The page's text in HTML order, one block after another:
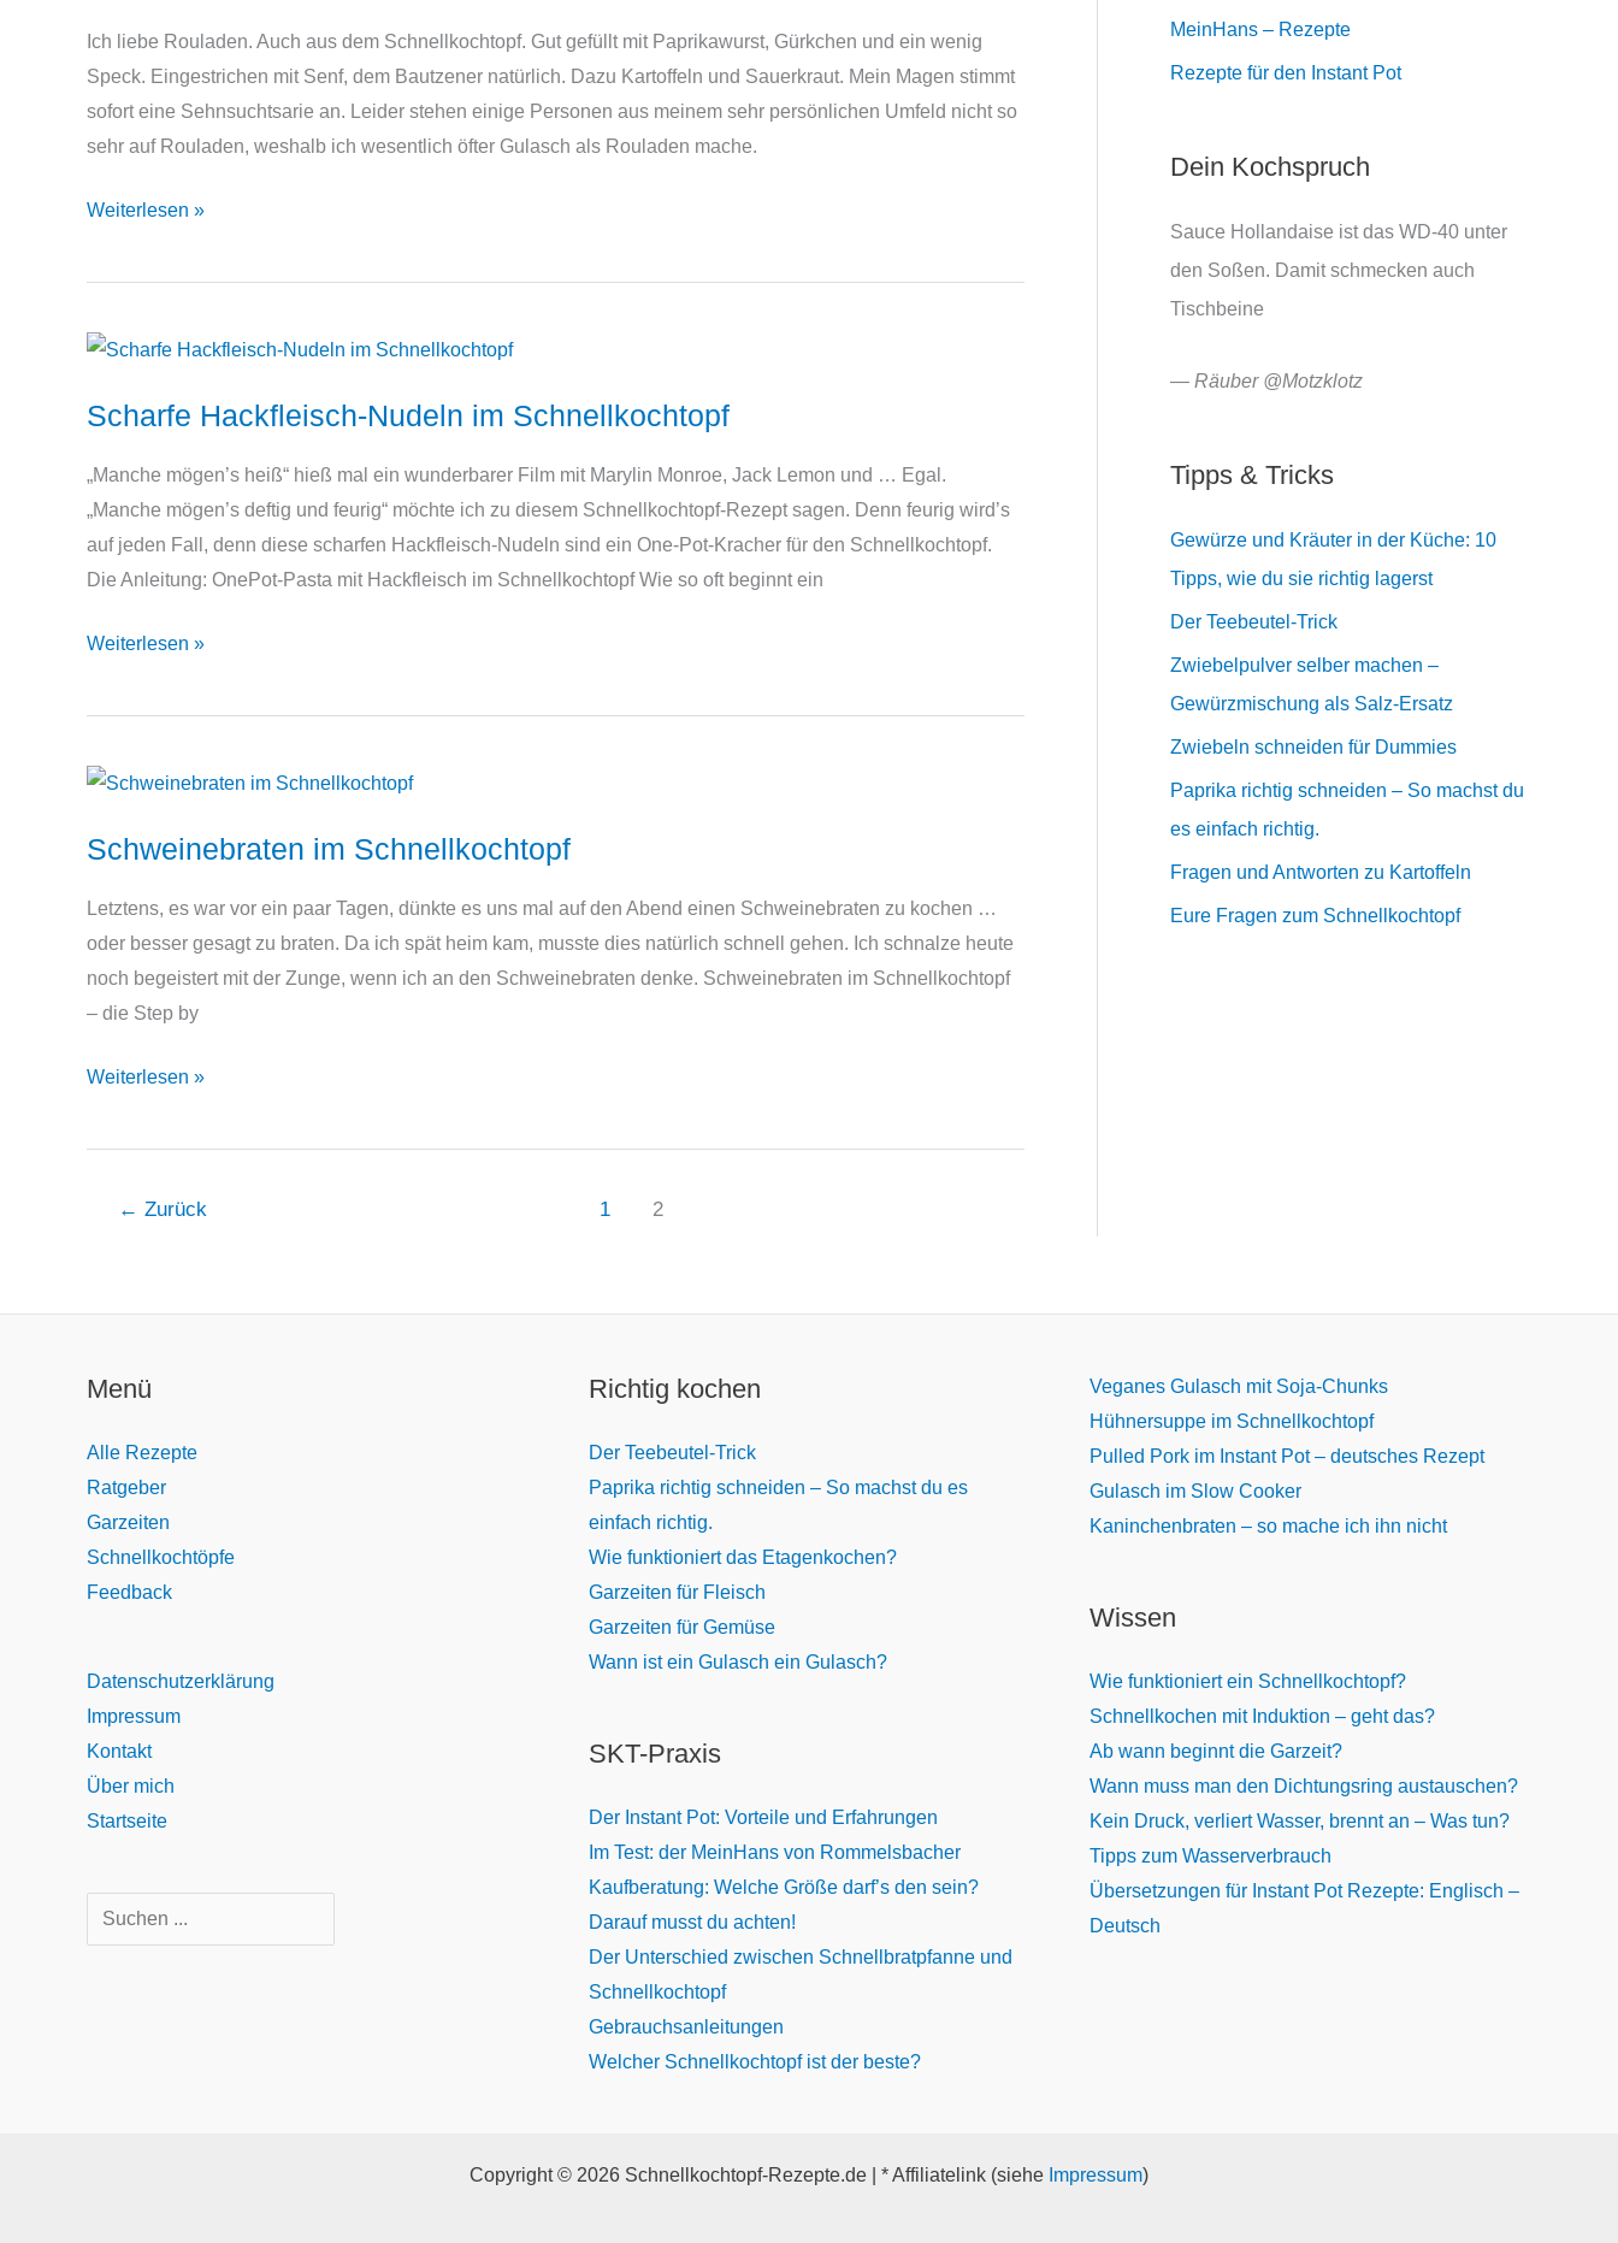
Ich liebe Rouladen. Auch aus dem Schnellkochtopf. Gut gefüllt mit Paprikawurst, Gürkchen und ein wenig
Speck. Eingestrichen mit Senf, dem Bautzener natürlich. Dazu Kartoffeln und Sauerkraut. Mein Magen stimmt
sofort eine Sehnsuchtsarie an. Leider stehen einige Personen aus meinem sehr persönlichen Umfeld nicht so
sehr auf Rouladen, weshalb ich wesentlich öfter Gulasch als Rouladen mache.
Rouladen
Schnellkochtopf
Weiterlesen »
Scharfe Hackfleisch-Nudeln im Schnellkochtopf
„Manche mögen’s heiß“ hieß mal ein wunderbarer Film mit Marylin Monroe, Jack Lemon und … Egal.
„Manche mögen’s deftig und feurig“ möchte ich zu diesem Schnellkochtopf-Rezept sagen. Denn feurig wird’s
auf jeden Fall, denn diese scharfen Hackfleisch-Nudeln sind ein One-Pot-Kracher für den Schnellkochtopf.
Die Anleitung: OnePot-Pasta mit Hackfleisch im Schnellkochtopf Wie so oft beginnt ein
Scharfe
Nudeln
Schnellkochtopf
Weiterlesen »
Schweinebraten im Schnellkochtopf
Letztens, es war vor ein paar Tagen, dünkte es uns mal auf den Abend einen Schweinebraten zu kochen …
oder besser gesagt zu braten. Da ich spät heim kam, musste dies natürlich schnell gehen. Ich schnalze heute
noch begeistert mit der Zunge, wenn ich an den Schweinebraten denke. Schweinebraten im Schnellkochtopf
– die Step by
Schweinebraten
Schnellkochtopf
Weiterlesen »
← Zurück 1 2
MeinHans – Rezepte
Rezepte für den Instant Pot
Dein Kochspruch
Sauce Hollandaise ist das WD-40 unter
den Soßen. Damit schmecken auch
Tischbeine
— Räuber @Motzklotz
Tipps & Tricks
Gewürze und Kräuter in der Küche: 10
Tipps, wie du sie richtig lagerst
Der Teebeutel-Trick
Zwiebelpulver selber machen –
Gewürzmischung als Salz-Ersatz
Zwiebeln schneiden für Dummies
Paprika richtig schneiden – So machst du
es einfach richtig.
Fragen und Antworten zu Kartoffeln
Eure Fragen zum Schnellkochtopf
Menü
Alle Rezepte
Ratgeber
Garzeiten
Schnellkochtöpfe
Feedback
Datenschutzerklärung
Impressum
Kontakt
Über mich
Startseite
Suchen
Richtig kochen
Der Teebeutel-Trick
Paprika richtig schneiden – So machst du es
einfach richtig.
Wie funktioniert das Etagenkochen?
Garzeiten für Fleisch
Garzeiten für Gemüse
Wann ist ein Gulasch ein Gulasch?
SKT-Praxis
Der Instant Pot: Vorteile und Erfahrungen
Im Test: der MeinHans von Rommelsbacher
Kaufberatung: Welche Größe darf’s den sein?
Darauf musst du achten!
Der Unterschied zwischen Schnellbratpfanne und
Schnellkochtopf
Gebrauchsanleitungen
Welcher Schnellkochtopf ist der beste?
Veganes Gulasch mit Soja-Chunks
Hühnersuppe im Schnellkochtopf
Pulled Pork im Instant Pot – deutsches Rezept
Gulasch im Slow Cooker
Kaninchenbraten – so mache ich ihn nicht
Wissen
Wie funktioniert ein Schnellkochtopf?
Schnellkochen mit Induktion – geht das?
Ab wann beginnt die Garzeit?
Wann muss man den Dichtungsring austauschen?
Kein Druck, verliert Wasser, brennt an – Was tun?
Tipps zum Wasserverbrauch
Übersetzungen für Instant Pot Rezepte: Englisch –
Deutsch
Copyright © 2026 Schnellkochtopf-Rezepte.de | * Affiliatelink (siehe Impressum)